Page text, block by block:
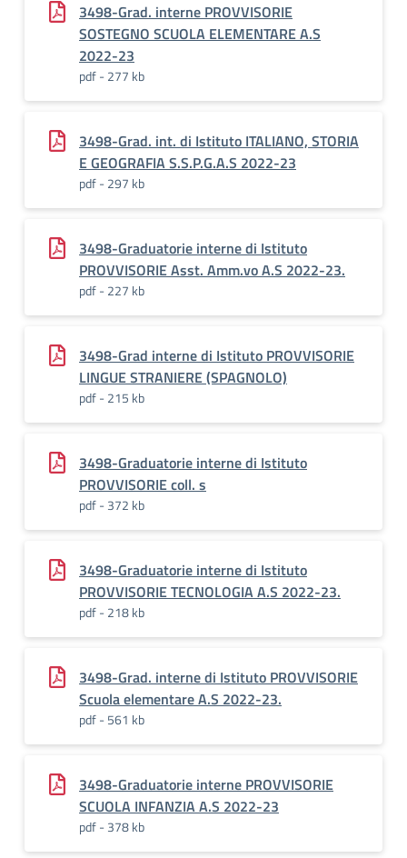
3498-Grad. interne PROVVISORIE
SOSTEGNO SCUOLA ELEMENTARE A.S
2022-23
pdf - 277 kb
3498-Grad. int. di Istituto ITALIANO, STORIA
E GEOGRAFIA S.S.P.G.A.S 2022-23
pdf - 297 kb
3498-Graduatorie interne di Istituto
PROVVISORIE Asst. Amm.vo A.S 2022-23.
pdf - 227 kb
3498-Grad interne di Istituto PROVVISORIE
LINGUE STRANIERE (SPAGNOLO)
pdf - 215 kb
3498-Graduatorie interne di Istituto
PROVVISORIE coll. s
pdf - 372 kb
3498-Graduatorie interne di Istituto
PROVVISORIE TECNOLOGIA A.S 2022-23.
pdf - 218 kb
3498-Grad. interne di Istituto PROVVISORIE
Scuola elementare A.S 2022-23.
pdf - 561 kb
3498-Graduatorie interne PROVVISORIE
SCUOLA INFANZIA A.S 2022-23
pdf - 378 kb